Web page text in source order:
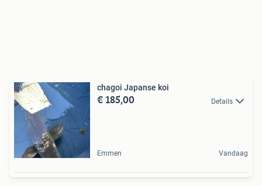
chagoi Japanse koi
€ 185,00 Details
Emmen Vandaag